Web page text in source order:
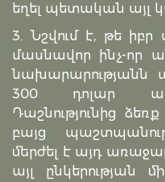
եղել պետական այլ
3. Նշվում է, թե
մասնավոր ինչ-որ
նախարարությանն
300 դոլար
Դաշնությունից
բայց
մերժել է այդ
այլ ընկերության